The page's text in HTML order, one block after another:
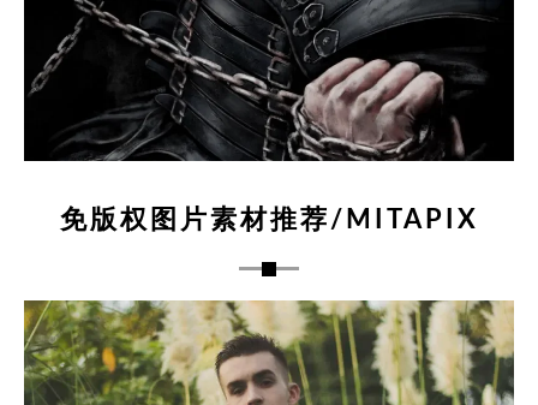
免版权图片素材推荐/MITAPIX